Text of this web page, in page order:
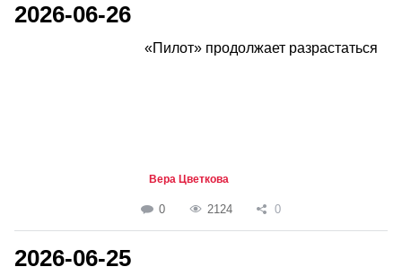
2026-06-26
«Пилот» продолжает разрастаться
Вера Цветкова
0 2124 0
2026-06-25